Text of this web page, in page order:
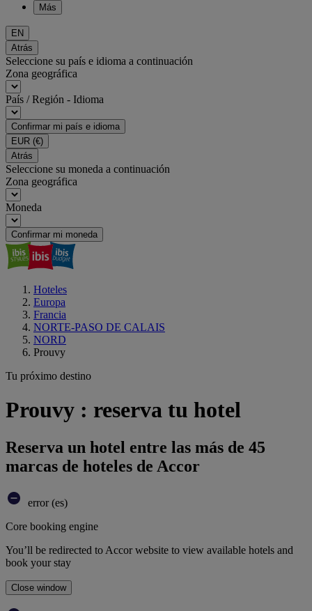
Más
EN
Atrás
Seleccione su país e idioma a continuación
Zona geográfica
País / Región - Idioma
Confirmar mi país e idioma
EUR (€)
Atrás
Seleccione su moneda a continuación
Zona geográfica
Moneda
Confirmar mi moneda
Hoteles
Europa
Francia
NORTE-PASO DE CALAIS
NORD
Prouvy
Tu próximo destino
Prouvy : reserva tu hotel
Reserva un hotel entre las más de 45
marcas de hoteles de Accor
error (es)
Core booking engine
You’ll be redirected to Accor website to view available hotels and
book your stay
Close window